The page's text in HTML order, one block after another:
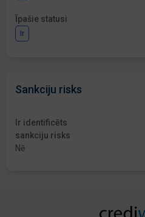
Īpašie statusi
Ir
Sankciju risks
Ir identificēts
sankciju risks
Nē